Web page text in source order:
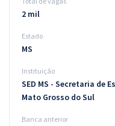
Atendimento
2 mil
Estado
MS
Instituição
SED MS - Secretaria de
Mato Grosso do Sul
Banca anterior